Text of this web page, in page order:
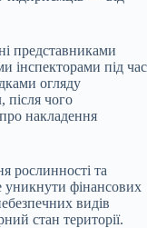
представниками
інспекторами під час
огляду
після чого
накладення
рослинності та
уникнути фінансових
видів
стан території.